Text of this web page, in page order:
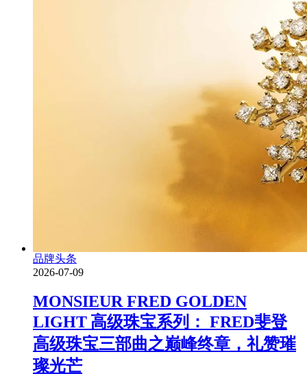
品牌头条
2026-07-09
MONSIEUR FRED GOLDEN
LIGHT 高级珠宝系列： FRED斐登
高级珠宝三部曲之巅峰终章，礼赞璀
璨光芒